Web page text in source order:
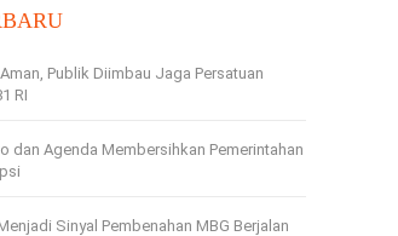
Publik Diimbau Jaga Persatuan
RI
dan Agenda Membersihkan Pemerintahan
Sinyal Pembenahan MBG Berjalan